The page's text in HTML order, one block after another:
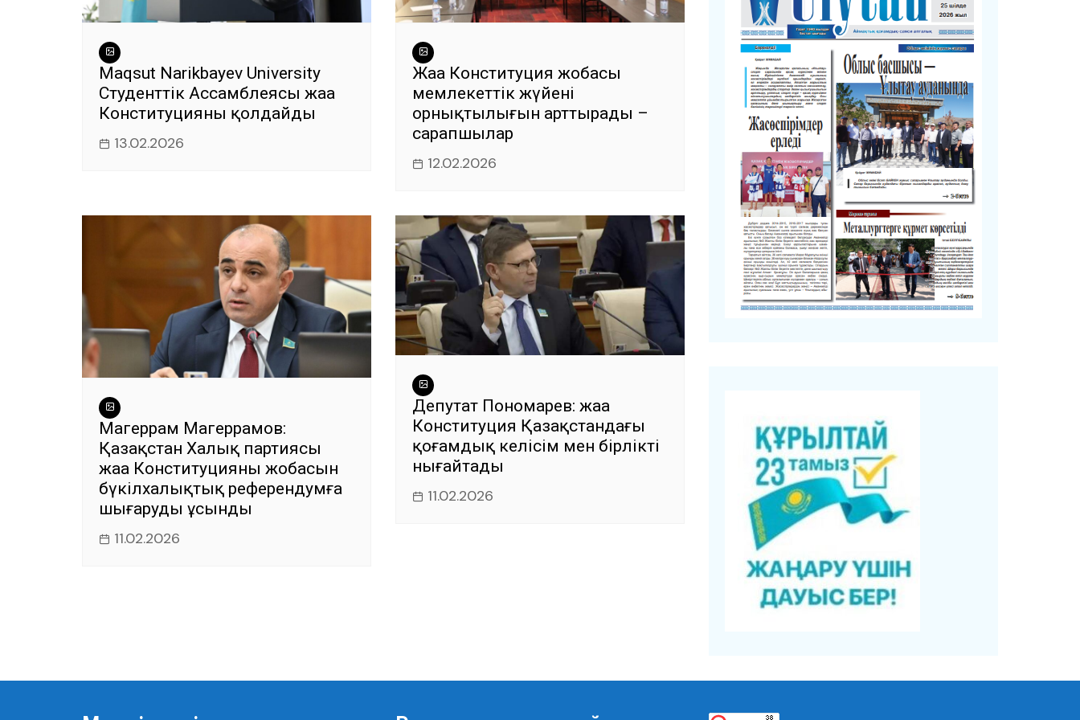
Maqsut Narikbayev University
Студенттік Ассамблеясы жаңа
Конституцияны қолдайды
13.02.2026
Жаңа Конституция жобасы
мемлекеттік жүйенің
орнықтылығын арттырады –
сарапшылар
12.02.2026
Магеррам Магеррамов:
Қазақстан Халық партиясы
жаңа Конституцияның жобасын
бүкілхалықтық референдумға
шығаруды ұсынды
11.02.2026
Депутат Пономарев: жаңа
Конституция Қазақстандағы
қоғамдық келісім мен бірлікті
нығайтады
11.02.2026